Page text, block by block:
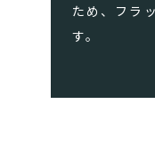
ため、フラ
す。